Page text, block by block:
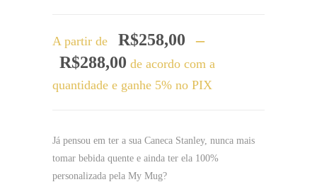
A partir de R$258,00
–
R$288,00 Faixa
de
através
R$288,00
de acordo com a
quantidade e ganhe 5% no PIX
Já pensou em ter a sua Caneca Stanley, nunca mais
tomar bebida quente e ainda ter ela 100%
personalizada pela My Mug?